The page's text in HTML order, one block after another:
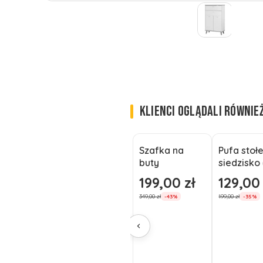
KLIENCI OGLĄDALI
Okazja
Szafka na
buty
SONGMICS z
siedziskiem
tapicerowany
m do 150kg
Cena promocyjna
199,00 zł
349,00 zł -43%
Okazja
Pufa
siedzisko
toaletki
sypialni
Cena
129,00
199,00 zł -35%